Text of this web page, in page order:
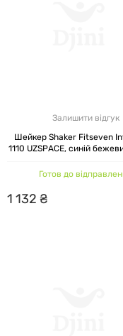
Залишити відгук
Шейкер Shaker Fitseven
1110 UZSPACE, синій
Готов до
1 132 ₴